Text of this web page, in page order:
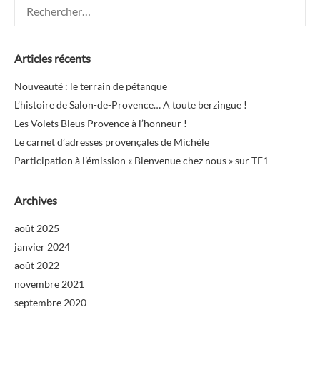
Articles récents
Nouveauté : le terrain de pétanque
L’histoire de Salon-de-Provence… A toute berzingue !
Les Volets Bleus Provence à l’honneur !
Le carnet d’adresses provençales de Michèle
Participation à l’émission « Bienvenue chez nous » sur TF1
Archives
août 2025
janvier 2024
août 2022
novembre 2021
septembre 2020